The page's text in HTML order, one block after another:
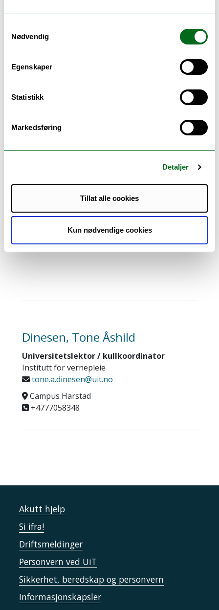
Nødvendig
Egenskaper
Statistikk
Markedsføring
Detaljer
Tillat alle cookies
Kun nødvendige cookies
I prosjektene benytter vi oss av data og
Tromsøundersøkelsen og det nasjonale
Overingeniør ved Kjernefasilitet for
MH L11.222
Biobank
Ernæring
Dinesen, Tone Åshild
Universitetslektor / kullkoordinator
Institutt for vernepleie
tone.a.dinesen@uit.no
Campus Harstad
+4777058348
Akutt hjelp
Si ifra!
Driftsmeldinger
Personvern ved UiT
Sikkerhet, beredskap og personvern
Informasjonskapsler